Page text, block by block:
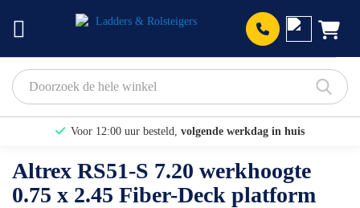
Voor 12:00 uur besteld, volgende werkdag in huis
Bekijk hier onze Actiepagina
Binnen 1 dag eengratis offerte
Altrex RS51-S 7.20 werkhoogte
0.75 x 2.45 Fiber-Deck platform